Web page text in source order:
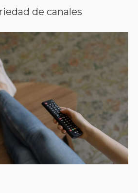
de canales